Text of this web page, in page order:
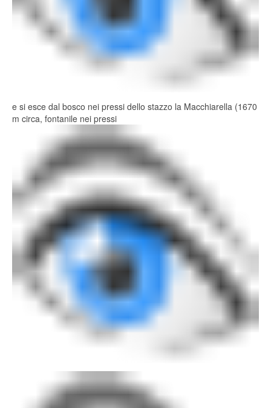
e si esce dal bosco nei pressi dello stazzo la Macchiarella (1670
m circa, fontanile nei pressi